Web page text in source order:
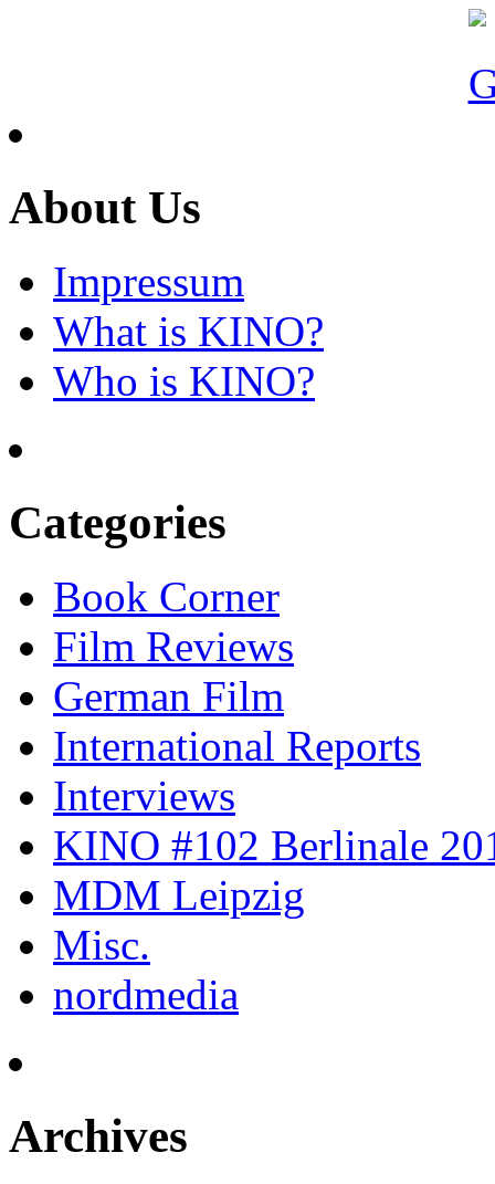
About Us
Impressum
What is KINO?
Who is KINO?
Categories
Book Corner
Film Reviews
German Film
International Reports
Interviews
KINO #102 Berlinale
MDM Leipzig
Misc.
nordmedia
Archives